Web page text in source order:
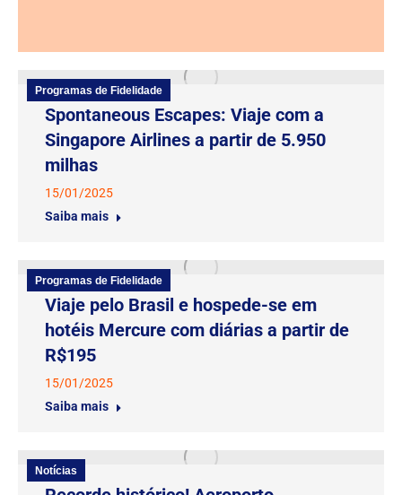
Programas de Fidelidade
Spontaneous Escapes: Viaje com a
Singapore Airlines a partir de 5.950
milhas
15/01/2025
Saiba mais
Programas de Fidelidade
Viaje pelo Brasil e hospede-se em
hotéis Mercure com diárias a partir de
R$195
15/01/2025
Saiba mais
Notícias